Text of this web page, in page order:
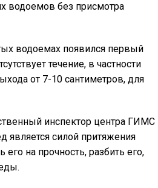
водоемов без присмотра
водоемах появился первый
течение, в частности
от 7-10 сантиметров, для
инспектор центра ГИМС
является силой притяжения
на прочность, разбить его,